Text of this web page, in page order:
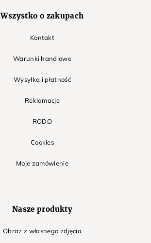
Wszystko o zakupach
Kontakt
Warunki handlowe
Wysyłka i płatność
Reklamacje
RODO
Cookies
Moje zamówienie
Nasze produkty
Obraz z własnego zdjęcia